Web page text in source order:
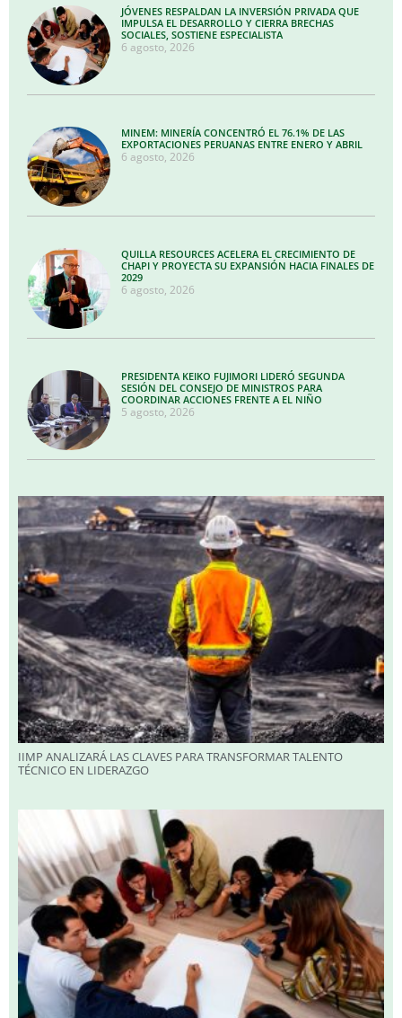
JÓVENES RESPALDAN LA INVERSIÓN PRIVADA QUE
IMPULSA EL DESARROLLO Y CIERRA BRECHAS
SOCIALES, SOSTIENE ESPECIALISTA
6 agosto, 2026
MINEM: MINERÍA CONCENTRÓ EL 76.1% DE LAS
EXPORTACIONES PERUANAS ENTRE ENERO Y ABRIL
6 agosto, 2026
QUILLA RESOURCES ACELERA EL CRECIMIENTO DE
CHAPI Y PROYECTA SU EXPANSIÓN HACIA FINALES DE
2029
6 agosto, 2026
PRESIDENTA KEIKO FUJIMORI LIDERÓ SEGUNDA
SESIÓN DEL CONSEJO DE MINISTROS PARA
COORDINAR ACCIONES FRENTE A EL NIÑO
5 agosto, 2026
IIMP ANALIZARÁ LAS CLAVES PARA TRANSFORMAR TALENTO
TÉCNICO EN LIDERAZGO